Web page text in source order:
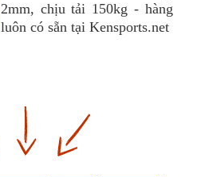
2mm, chịu tải 150kg - hàng
luôn có sẵn tại Kensports.net